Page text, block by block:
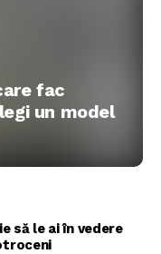
fac
un model
să le ai în vedere